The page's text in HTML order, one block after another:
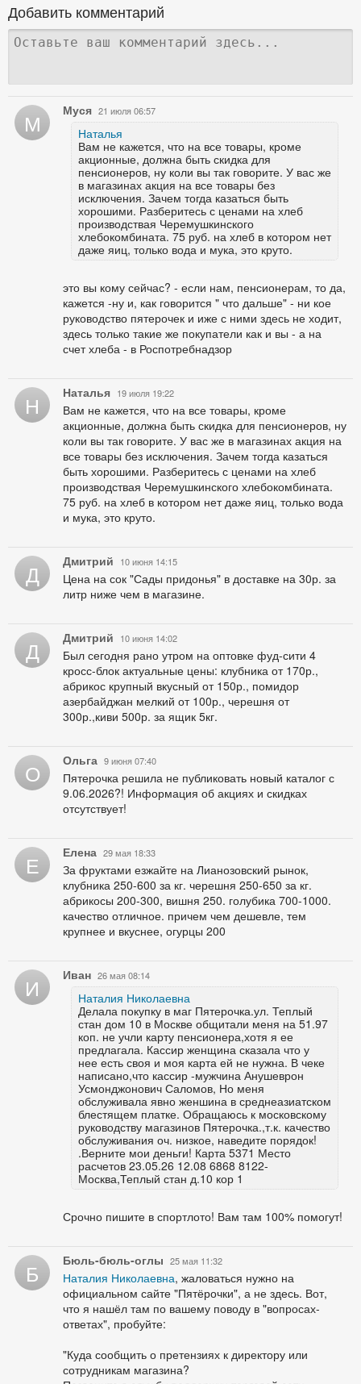
Добавить комментарий
М Муся 21 июля 06:57
Наталья
Вам не кажется, что на все товары, кроме
акционные, должна быть скидка для
пенсионеров, ну коли вы так говорите. У вас же
в магазинах акция на все товары без
исключения. Зачем тогда казаться быть
хорошими. Разберитесь с ценами на хлеб
производствая Черемушкинского
хлебокомбината. 75 руб. на хлеб в котором нет
даже яиц, только вода и мука, это круто.
это вы кому сейчас? - если нам, пенсионерам, то да,
кажется -ну и, как говорится " что дальше" - ни кое
руководство пятерочек и иже с ними здесь не ходит,
здесь только такие же покупатели как и вы - а на
счет хлеба - в Роспотребнадзор
Н Наталья 19 июля 19:22
Вам не кажется, что на все товары, кроме
акционные, должна быть скидка для пенсионеров, ну
коли вы так говорите. У вас же в магазинах акция на
все товары без исключения. Зачем тогда казаться
быть хорошими. Разберитесь с ценами на хлеб
производствая Черемушкинского хлебокомбината.
75 руб. на хлеб в котором нет даже яиц, только вода
и мука, это круто.
Д Дмитрий 10 июня 14:15
Цена на сок "Сады придонья" в доставке на 30р. за
литр ниже чем в магазине.
Д Дмитрий 10 июня 14:02
Был сегодня рано утром на оптовке фуд-сити 4
кросс-блок актуальные цены: клубника от 170р.,
абрикос крупный вкусный от 150р., помидор
азербайджан мелкий от 100р., черешня от
300р.,киви 500р. за ящик 5кг.
О Ольга 9 июня 07:40
Пятерочка решила не публиковать новый каталог с
9.06.2026?! Информация об акциях и скидках
отсутствует!
Е Елена 29 мая 18:33
За фруктами езжайте на Лианозовский рынок,
клубника 250-600 за кг. черешня 250-650 за кг.
абрикосы 200-300, вишня 250. голубика 700-1000.
качество отличное. причем чем дешевле, тем
крупнее и вкуснее, огурцы 200
И Иван 26 мая 08:14
Наталия Николаевна
Делала покупку в маг Пятерочка.ул. Теплый
стан дом 10 в Москве общитали меня на 51.97
коп. не учли карту пенсионера,хотя я ее
предлагала. Кассир женщина сказала что у
нее есть своя и моя карта ей не нужна. В чеке
написано,что кассир -мужчина Анушеврон
Усмонджонович Саломов, Но меня
обслуживала явно женшина в среднеазиатском
блестящем платке. Обращаюсь к московскому
руководству магазинов Пятерочка.,т.к. качество
обслуживания оч. низкое, наведите порядок!
.Верните мои деньги! Карта 5371 Место
расчетов 23.05.26 12.08 6868 8122-
Москва,Теплый стан д.10 кор 1
Срочно пишите в спортлото! Вам там 100% помогут!
Б Бюль-бюль-оглы 25 мая 11:32
Наталия Николаевна, жаловаться нужно на
официальном сайте "Пятёрочки", а не здесь. Вот,
что я нашёл там по вашему поводу в "вопросах-
ответах", пробуйте:
"Куда сообщить о претензиях к директору или
сотрудникам магазина?